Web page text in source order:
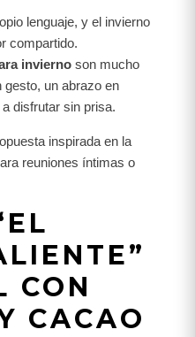
lenguaje, y el invierno
compartido.
invierno son mucho
gesto, un abrazo en
disfrutar sin prisa.
inspirada en la
reuniones íntimas o
CON
CACAO